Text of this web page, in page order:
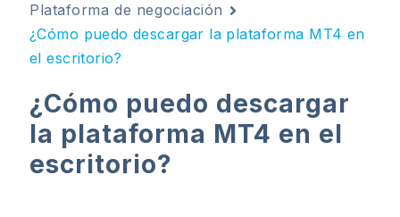
Plataforma de negociación
¿Cómo puedo descargar la plataforma MT4 en
el escritorio?
¿Cómo puedo descargar
la plataforma MT4 en el
escritorio?